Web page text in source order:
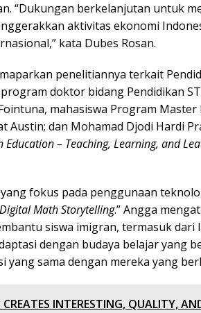
“Dukungan berkelanjutan untuk
aktivitas ekonomi
kata Dubes Rosan.
penelitiannya terkait
doktor bidang Pendidikan
mahasiswa Program Master
Austin; dan Mohamad Djodi Hardi
Education – Teaching, Learning, and
fokus pada penggunaan
Digital Math Storytelling.” Angga
siswa imigran, termasuk dari
dengan budaya belajar yang
yang sama dengan mereka yang
INTERESTING, QUALITY,